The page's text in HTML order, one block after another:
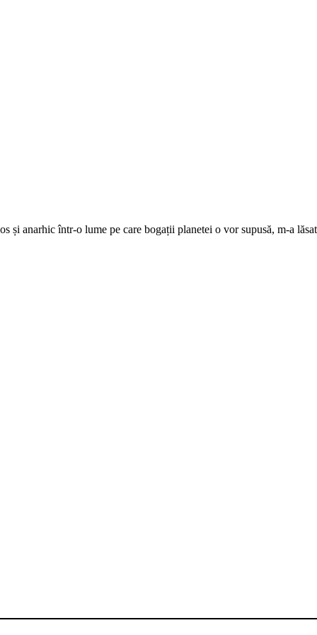
și anarhic într-o lume pe care bogații planetei o vor supusă, m-a lăsat